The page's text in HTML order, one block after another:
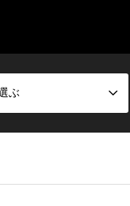
ぶ